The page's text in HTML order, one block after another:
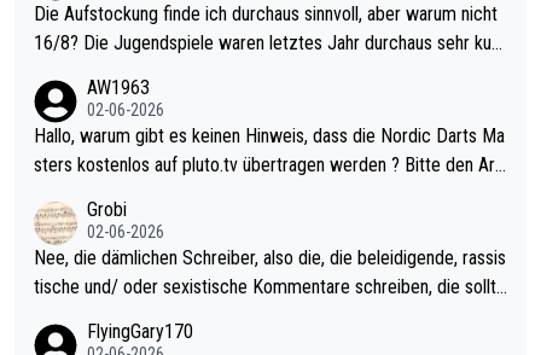
Die Aufstockung finde ich durchaus sinnvoll, aber warum nicht
16/8? Die Jugendspiele waren letztes Jahr durchaus sehr kurz
Allerdings ist Mitchell Lawrie als Nummer 1 der Welt eh qualifi
ziert. Somit ändert die automatische Qualifikation des Weltmei
sters erstmal nichts. Ich denke sie wollen damit für nächstes J
ohl wenig WDF Turniere spielen. Dies war bei Archie Self letzt
es Jahr der Fall. Er musste als amtierender Weltmeister durch
den Qualifier und ich glaube kaum, dass Mitchel sich das (in Ve
gas) antun würde, wenn er doch eigentlich die PDC-WM als Zi
el hat.
AW1963
02-06-2026
Hallo, warum gibt es keinen Hinweis, dass die Nordic Darts Ma
sters kostenlos auf pluto.tv übertragen werden ? Bitte den Arti
Grobi
02-06-2026
Nee, die dämlichen Schreiber, also die, die beleidigende, rassis
tische und/ oder sexistische Kommentare schreiben, die sollte
s Leben in den Griff kriegen. Nur eins wundert mich: Luke Little
FlyingGary170